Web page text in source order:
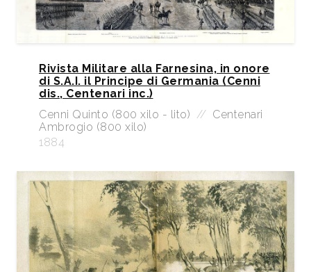
Rivista Militare alla Farnesina, in onore
di S.A.I. il Principe di Germania (Cenni
dis., Centenari inc.)
Cenni Quinto (800 xilo - lito) // Centenari
Ambrogio (800 xilo)
1884